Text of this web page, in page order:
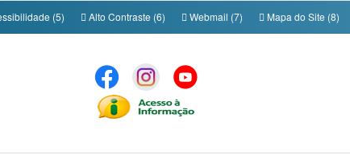
(5) Alto Contraste (6) Webmail (7) Mapa do Site (8)